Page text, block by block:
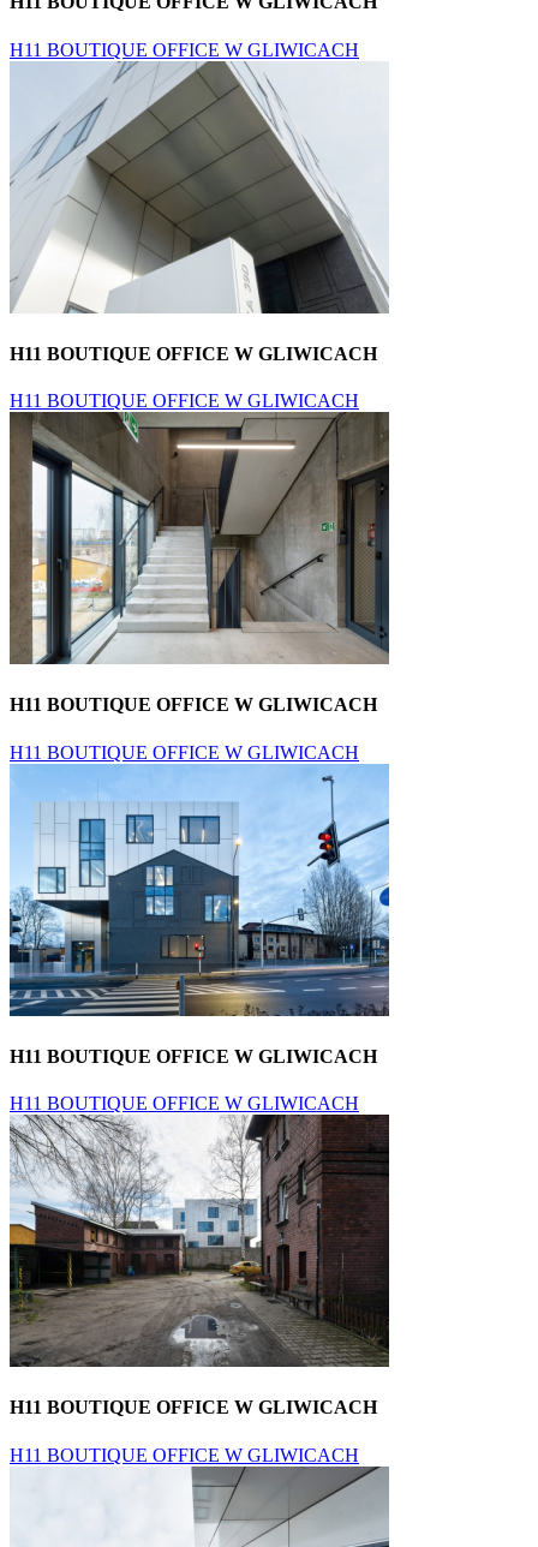
H11 BOUTIQUE OFFICE W GLIWICACH
H11 BOUTIQUE OFFICE W GLIWICACH
H11 BOUTIQUE OFFICE W GLIWICACH
H11 BOUTIQUE OFFICE W GLIWICACH
H11 BOUTIQUE OFFICE W GLIWICACH
H11 BOUTIQUE OFFICE W GLIWICACH
H11 BOUTIQUE OFFICE W GLIWICACH
H11 BOUTIQUE OFFICE W GLIWICACH
H11 BOUTIQUE OFFICE W GLIWICACH